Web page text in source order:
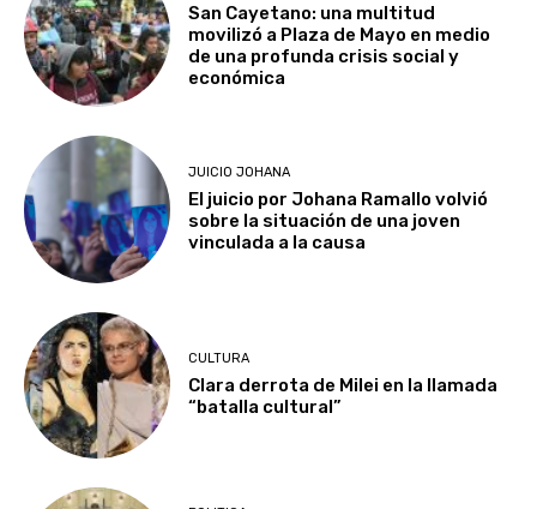
San Cayetano: una multitud
movilizó a Plaza de Mayo en medio
de una profunda crisis social y
económica
JUICIO JOHANA
El juicio por Johana Ramallo volvió
sobre la situación de una joven
vinculada a la causa
CULTURA
Clara derrota de Milei en la llamada
“batalla cultural”